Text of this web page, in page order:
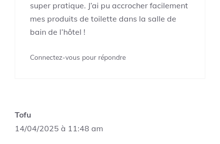
super pratique. J’ai pu accrocher facilement
mes produits de toilette dans la salle de
bain de l’hôtel !
Connectez-vous pour répondre
Tofu
14/04/2025 à 11:48 am